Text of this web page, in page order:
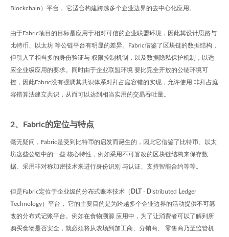
Blockchain）平台， 它适合构建跨越多个企业边界的去中心化应用。
由于Fabric项目的目标是应用于相对可信的企业联盟环境，因此其设计思路与
比特币、以太坊 等公链平台有明显的差异。Fabric借鉴了区块链的数据结构，
但引入了相当多的身份验证与 权限控制机制，以及数据隐私保护机制，以适
应企业级应用的要求。同时由于企业联盟环境 要比完全开放的公链环境可
控，因此Fabric没有强调其共识体系对拜占庭容错的实现，允许使用 非拜占庭
容错算法建立共识，从而可以达到相当实用的交易吞吐量。
2、Fabric的定位与特点
毫无疑问，Fabric是受到比特币的启发而诞生的，因此它借鉴了比特币、以太
坊这些公链中的一些 核心特性，例如采用不可篡改的区块链结构来保存数
据、采用非对称加密技术来进行身份识别 与认证、支持智能合约等等。
但是Fabric定位于企业级的分布式账本技术（ DLT - Distributed Ledger
Technology）平台， 它的主要目的是为跨越多个企业边界的活动提供不可篡
改的分布式记账平台。例如在食物溯源 应用中，为了让消费者可以了解到所
购买食物是否安全，就必须将从农场到加工商、分销商、 零售商乃至监管机